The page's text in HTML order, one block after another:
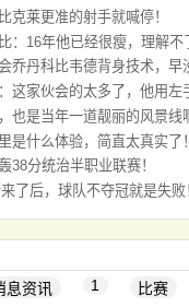
克莱更准的射手就喊停！
：16年他已经很瘦，理解
乔丹科比韦德背身技术，早
这家伙会的太多了，他用左
也是当年一道靓丽的风景线
是什么体验，简直太真实了！
38分统治半职业联赛！
了后，球队不夺冠就是失
息资讯 1 比赛